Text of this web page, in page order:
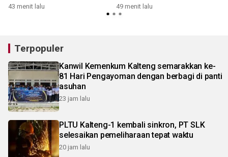
43 menit lalu 49 menit lalu
Terpopuler
Kanwil Kemenkum Kalteng semarakkan ke-
81 Hari Pengayoman dengan berbagi di panti
asuhan
23 jam lalu
PLTU Kalteng-1 kembali sinkron, PT SLK
selesaikan pemeliharaan tepat waktu
20 jam lalu